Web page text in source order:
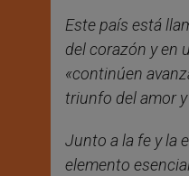
Este país está
del corazón y en
«continúen
triunfo del amor
Junto a la fe y la
elemento